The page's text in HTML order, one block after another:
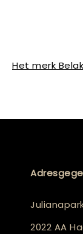
Het merk
2022 AA